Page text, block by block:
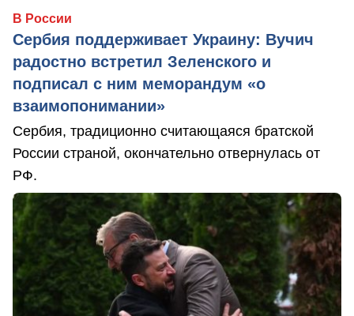
В России
Сербия поддерживает Украину: Вучич
радостно встретил Зеленского и
подписал с ним меморандум «о
взаимопонимании»
Сербия, традиционно считающаяся братской
России страной, окончательно отвернулась от
РФ.